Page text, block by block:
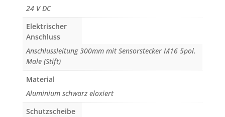
24 V DC
Elektrischer
Anschluss
Anschlussleitung 300mm mit Sensorstecker M16 5pol.
Male (Stift)
Material
Aluminium schwarz eloxiert
Schutzscheibe